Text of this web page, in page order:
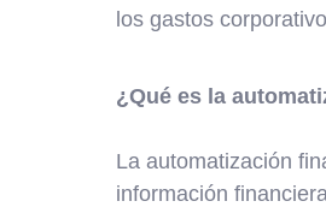
los gastos
¿Qué es la
La automatización
información